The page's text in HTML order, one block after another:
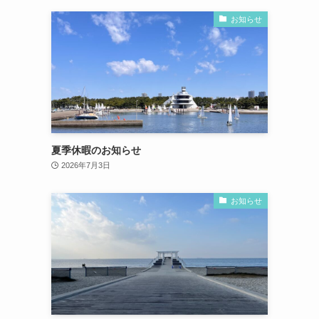
お知らせ
夏季休暇のお知らせ
2026年7月3日
お知らせ